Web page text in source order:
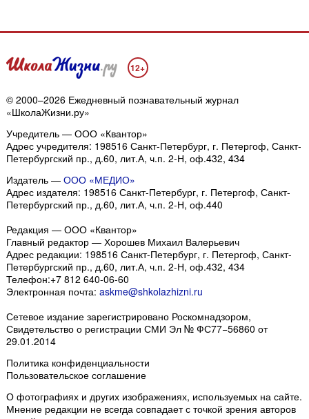
12+
© 2000–2026 Ежедневный познавательный журнал
«ШколаЖизни.ру»
Учредитель — ООО «Квантор»
Адрес учредителя: 198516 Санкт-Петербург, г. Петергоф, Санкт-
Петербургский пр., д.60, лит.А, ч.п. 2-Н, оф.432, 434
Издатель — ООО «МЕДИО»
Адрес издателя: 198516 Санкт-Петербург, г. Петергоф, Санкт-
Петербургский пр., д.60, лит.А, ч.п. 2-Н, оф.440
Редакция — ООО «Квантор»
Главный редактор — Хорошев Михаил Валерьевич
Адрес редакции: 198516 Санкт-Петербург, г. Петергоф, Санкт-
Петербургский пр., д.60, лит.А, ч.п. 2-Н, оф.432, 434
Телефон:+7 812 640-06-60
Электронная почта: askme@shkolazhizni.ru
Сетевое издание зарегистрировано Роскомнадзором,
Свидетельство о регистрации СМИ Эл № ФС77−56860 от
29.01.2014
Политика конфиденциальности
Пользовательское соглашение
О фотографиях и других изображениях, используемых на сайте.
Мнение редакции не всегда совпадает с точкой зрения авторов